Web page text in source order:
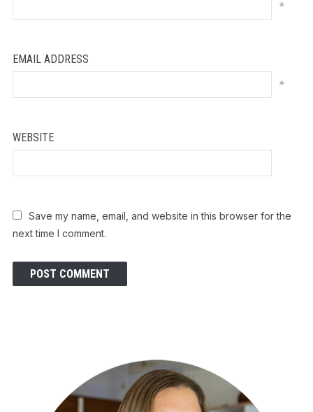
*
EMAIL ADDRESS
*
WEBSITE
Save my name, email, and website in this browser for the
next time I comment.